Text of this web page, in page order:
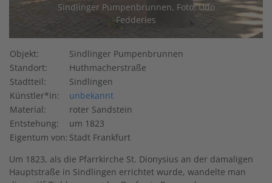
Sindlinger Pumpenbrunnen, Foto: Udo
Fedderies
Objekt:
Sindlinger Pumpenbrunnen
Standort:
Huthmacherstraße
Stadtteil:
Sindlingen
Künstler*in:
unbekannt
Material:
roter Sandstein
Entstehung:
um 1823
Eigentum von: Stadt Frankfurt
Um 1823, als die Pfarrkirche St. Dionysius an der damaligen
Hauptstraße in Sindlingen errichtet wurde, wandelte man